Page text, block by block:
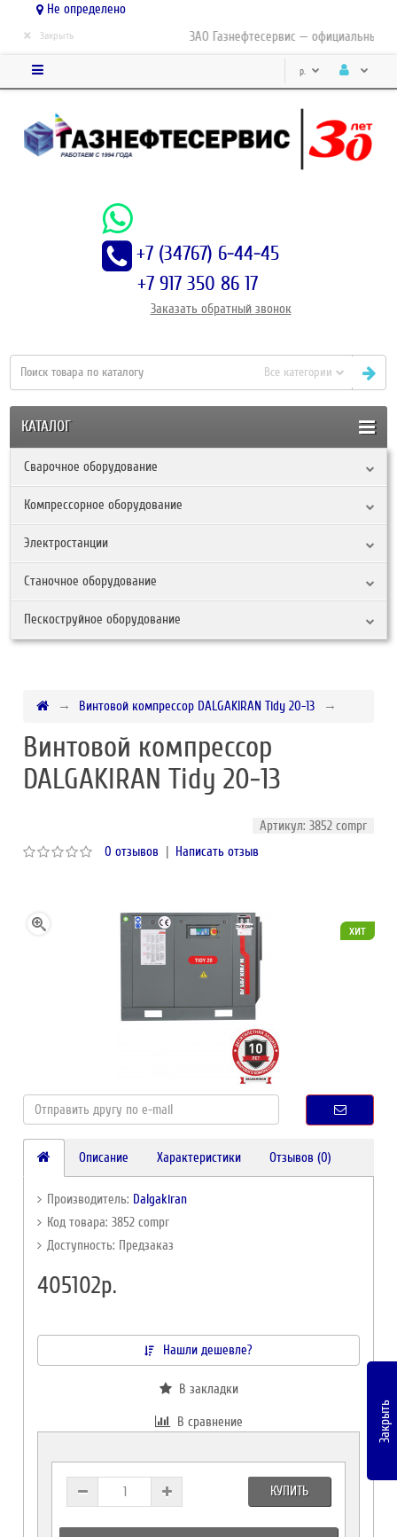
Не определено
ЗАО Газнефтесервис — официальный
× Закрыть
р.
+7 (34767) 6-44-45
+7 917 350 86 17
Заказать обратный звонок
Все категории
КАТАЛОГ
Сварочное оборудование
Компрессорное оборудование
Электростанции
Станочное оборудование
Пескоструйное оборудование
Винтовой компрессор DALGAKIRAN Tidy 20-13
Винтовой компрессор
DALGAKIRAN Tidy 20-13
Артикул: 3852 compr
0 отзывов | Написать отзыв
хит
Описание Характеристики Отзывов (0)
Производитель: Dalgakiran
Код товара: 3852 compr
Доступность: Предзаказ
405102р.
Нашли дешевле?
В закладки
В сравнение
КУПИТЬ
Закрыть